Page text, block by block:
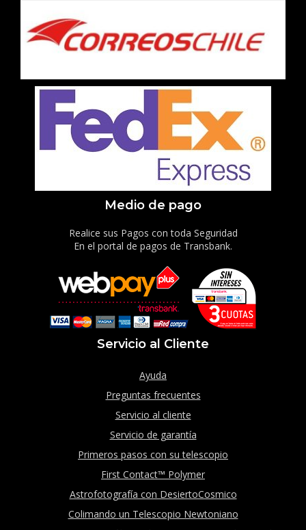
Medio de pago
Realice sus Pagos con toda Seguridad
En el portal de pagos de Transbank.
Servicio al Cliente
Ayuda
Preguntas frecuentes
Servicio al cliente
Servicio de garantía
Primeros pasos con su telescopio
First Contact™ Polymer
Astrofotografía con DesiertoCosmico
Colimando un Telescopio Newtoniano